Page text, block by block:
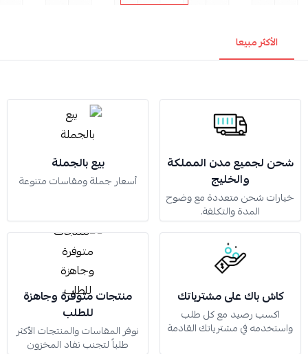
الأكثر مبيعا
شحن لجميع مدن المملكة
والخليج
خيارات شحن متعددة مع وضوح
المدة والتكلفة.
بيع بالجملة
أسعار جملة ومقاسات متنوعة
كاش باك على مشترياتك
اكسب رصيد مع كل طلب
واستخدمه في مشترياتك القادمة
منتجات متوفرة وجاهزة
للطلب
نوفر المقاسات والمنتجات الأكثر
طلباً لتجنب نفاد المخزون